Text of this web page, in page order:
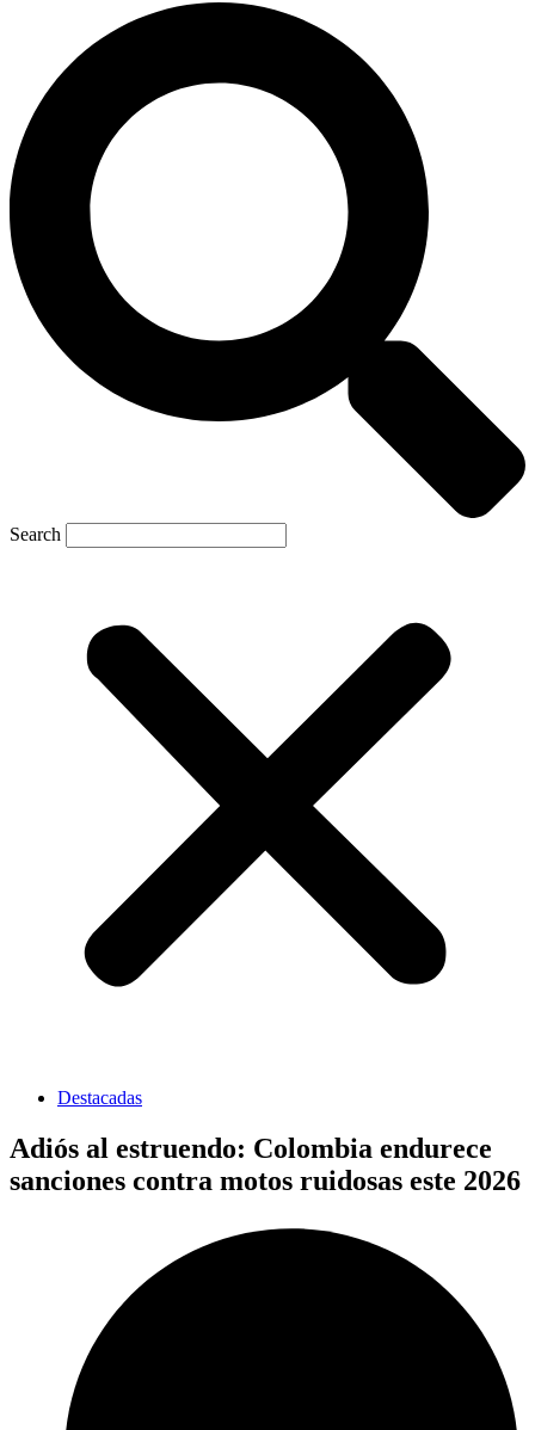
Search
Destacadas
Adiós al estruendo: Colombia endurece
sanciones contra motos ruidosas este 2026